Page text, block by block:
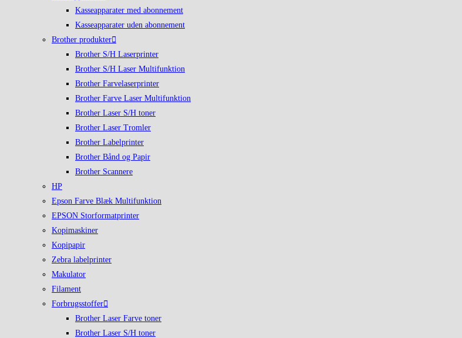
Kasseapparater med abonnement
Kasseapparater uden abonnement
Brother produkter
Brother S/H Laserprinter
Brother S/H Laser Multifunktion
Brother Farvelaserprinter
Brother Farve Laser Multifunktion
Brother Laser S/H toner
Brother Laser Tromler
Brother Labelprinter
Brother Bånd og Papir
Brother Scannere
HP
Epson Farve Blæk Multifunktion
EPSON Storformatprinter
Kopimaskiner
Kopipapir
Zebra labelprinter
Makulator
Filament
Forbrugsstoffer
Brother Laser Farve toner
Brother Laser S/H toner